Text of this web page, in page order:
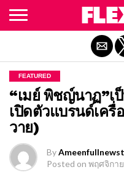
FEATURED
“เมย์ พิชญ์นาฏ”เ
เปิดตัวแบรนด์เครื่
วาย)
By
Posted on พฤศจิกา
Exit